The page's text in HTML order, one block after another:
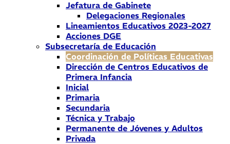
Jefatura de Gabinete
Delegaciones Regionales
Lineamientos Educativos 2023-2027
Acciones DGE
Subsecretaría de Educación
Coordinación de Políticas Educativas
Dirección de Centros Educativos de
Primera Infancia
Inicial
Primaria
Secundaria
Técnica y Trabajo
Permanente de Jóvenes y Adultos
Privada